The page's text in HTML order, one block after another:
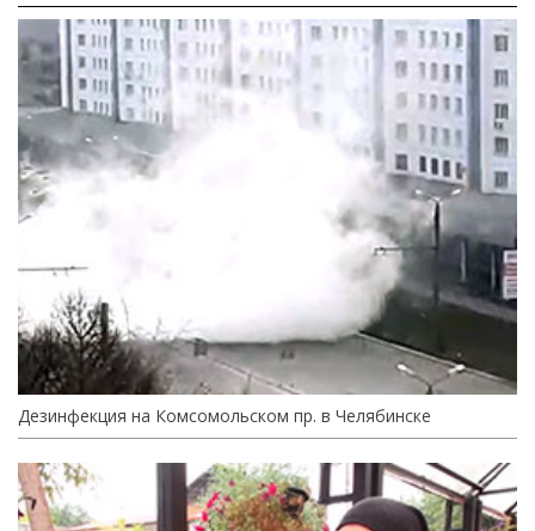
Дезинфекция на Комсомольском пр. в Челябинске